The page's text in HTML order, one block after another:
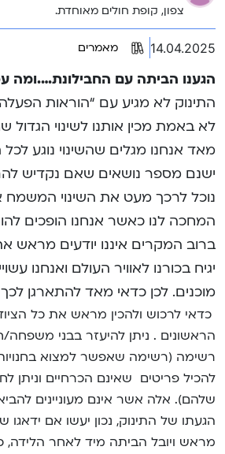
צפון, קופת חולים מאוחדת.
14.04.2025 מאמרים
הגענו הביתה עם החבילונת….ומה
התינוק לא מגיע עם “הוראות
לא באמת מכין אותנו לשינוי
מאד אנחנו מגלים שהשינוי נוגע לכל
ישנם מספר נושאים שאם נקדיש
נוכל לרכך מעט את השינוי
המחכה לנו כאשר אנחנו הופכים
ברוב המקרים איננו יודעים מראש
יגיח בכורנו לאוויר העולם ואנחנו
מוכנים. לכן כדאי מאד להתארגן
כדאי לרכוש ולהכין מראש את כל
הראשונים . ניתן להיעזר בבני
רשימה (רשימה שאפשר למצוא בחנויות
להכיל פריטים שאינם הכרחיים וניתן
שלהם). אלה אשר אינם מעוניינים
הגעתו של התינוק, נכון יעשו אם ידאגו
מראש ויובל הביתה מיד לאחר הלידה,